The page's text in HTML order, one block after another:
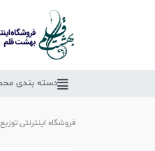
دسته بندی
فروشگاه اینترنتی